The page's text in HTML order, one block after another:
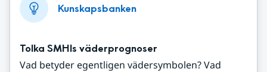
Kunskapsbanken
Tolka SMHIs väderprognoser
Vad betyder egentligen vädersymbolen? Vad